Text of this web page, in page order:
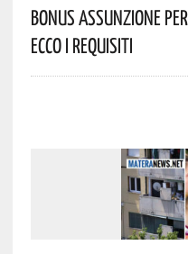
Bonus Assunzione
Ecco I Requisiti